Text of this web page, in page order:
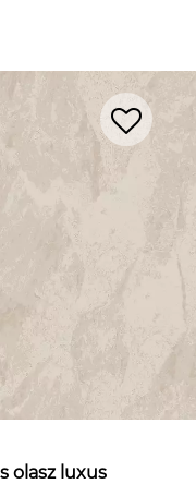
olasz luxus